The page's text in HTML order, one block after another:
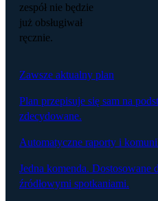
zespół nie będzie
już obsługiwał
ręcznie.
Zawsze aktualny plan
Plan przepisuje się sam na
zdecydowane.
Automatyczne raporty i
Jedna komenda. Dostosowane
źródłowymi spotkaniami.